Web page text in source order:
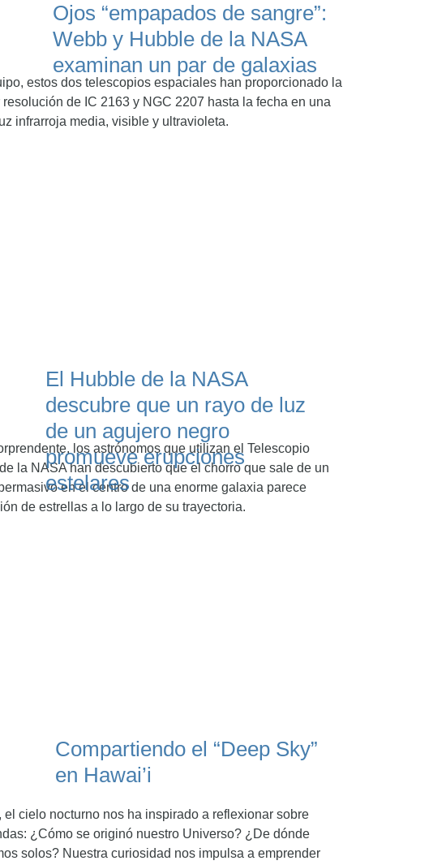
Ojos “empapados de sangre”:
Webb y Hubble de la NASA
examinan un par de galaxias
estos dos telescopios espaciales han proporcionado la
de IC 2163 y NGC 2207 hasta la fecha en una
infrarroja media, visible y ultravioleta.
El Hubble de la NASA
descubre que un rayo de luz
de un agujero negro
promueve erupciones
estelares
los astrónomos que utilizan el Telescopio
la NASA han descubierto que el chorro que sale de un
en el centro de una enorme galaxia parece
de estrellas a lo largo de su trayectoria.
Compartiendo el “Deep Sky”
en Hawai’i
el cielo nocturno nos ha inspirado a reflexionar sobre
¿Cómo se originó nuestro Universo? ¿De dónde
solos? Nuestra curiosidad nos impulsa a emprender